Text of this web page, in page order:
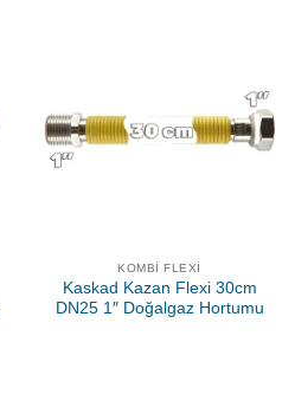
KOMBI FLEXI
Kaskad Kazan Flexi 30cm
DN25 1″ Doğalgaz Hortumu